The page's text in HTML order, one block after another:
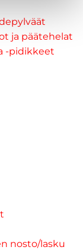
ja päätehelat
-pidikkeet
nosto/lasku